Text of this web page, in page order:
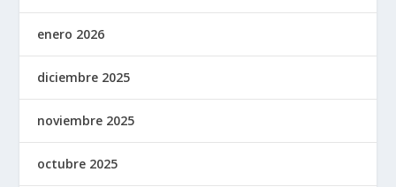
enero 2026
diciembre 2025
noviembre 2025
octubre 2025